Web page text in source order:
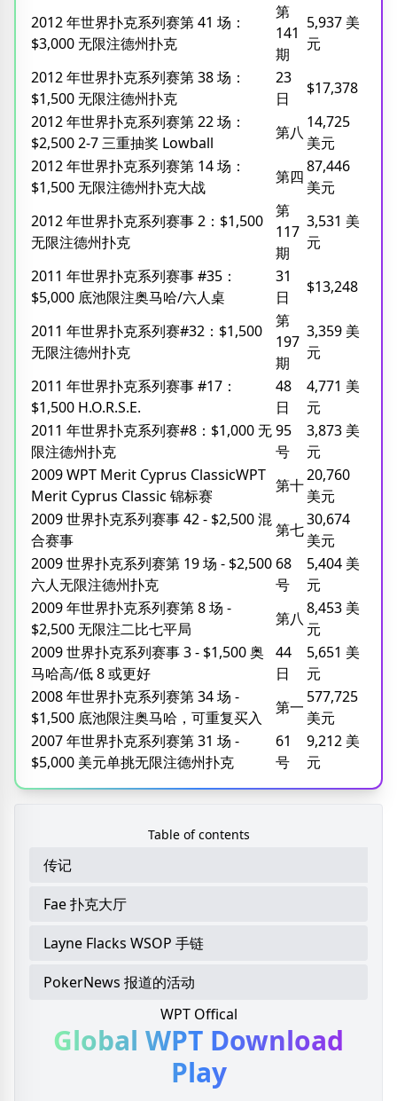
2012 年世界扑克系列赛第 41 场：
$3,000 无限注德州扑克
第
141
期
5,937 美
元
2012 年世界扑克系列赛第 38 场：
$1,500 无限注德州扑克
23
日
$17,378
2012 年世界扑克系列赛第 22 场：
$2,500 2-7 三重抽奖 Lowball
第八
14,725
美元
2012 年世界扑克系列赛第 14 场：
$1,500 无限注德州扑克大战
第四
87,446
美元
2012 年世界扑克系列赛事 2：$1,500
无限注德州扑克
第
117
期
3,531 美
元
2011 年世界扑克系列赛事 #35：
$5,000 底池限注奥马哈/六人桌
31
日
$13,248
2011 年世界扑克系列赛#32：$1,500
无限注德州扑克
第
197
期
3,359 美
元
2011 年世界扑克系列赛事 #17：
$1,500 H.O.R.S.E.
48
日
4,771 美
元
2011 年世界扑克系列赛#8：$1,000 无
限注德州扑克
95
号
3,873 美
元
2009 WPT Merit Cyprus ClassicWPT
Merit Cyprus Classic 锦标赛
第十
20,760
美元
2009 世界扑克系列赛事 42 - $2,500 混
合赛事
第七
30,674
美元
2009 世界扑克系列赛第 19 场 - $2,500
六人无限注德州扑克
68
号
5,404 美
元
2009 年世界扑克系列赛第 8 场 -
$2,500 无限注二比七平局
第八
8,453 美
元
2009 世界扑克系列赛事 3 - $1,500 奥
马哈高/低 8 或更好
44
日
5,651 美
元
2008 年世界扑克系列赛第 34 场 -
$1,500 底池限注奥马哈，可重复买入
第一
577,725
美元
2007 年世界扑克系列赛第 31 场 -
$5,000 美元单挑无限注德州扑克
61
号
9,212 美
元
Table of contents
传记
Fae 扑克大厅
Layne Flacks WSOP 手链
PokerNews 报道的活动
WPT Offical
Global WPT Download
Play